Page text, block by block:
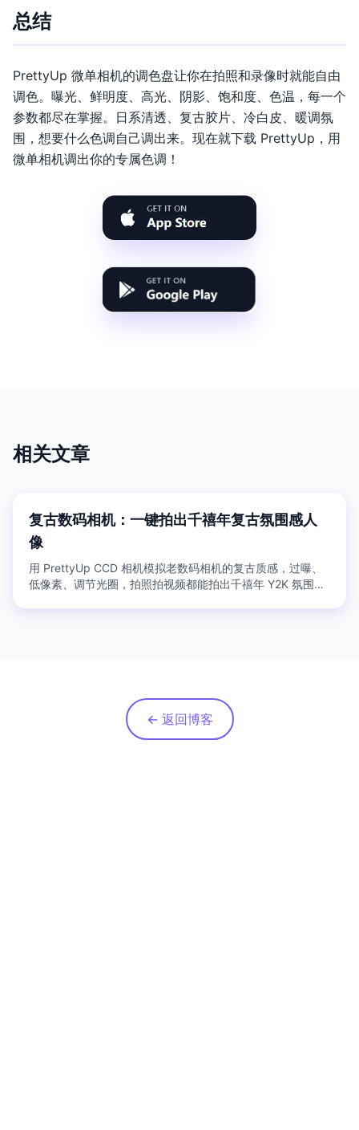
总结
PrettyUp 微单相机的调色盘让你在拍照和录像时就能自由
调色。曝光、鲜明度、高光、阴影、饱和度、色温，每一个
参数都尽在掌握。日系清透、复古胶片、冷白皮、暖调氛
围，想要什么色调自己调出来。现在就下载 PrettyUp，用
微单相机调出你的专属色调！
相关文章
复古数码相机：一键拍出千禧年复古氛围感人
像
用 PrettyUp CCD 相机模拟老数码相机的复古质感，过曝、
低像素、调节光圈，拍照拍视频都能拍出千禧年 Y2K 氛围
← 返回博客